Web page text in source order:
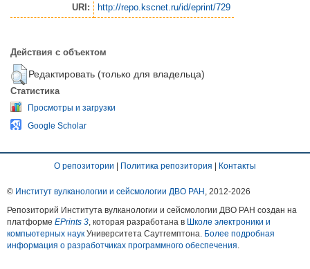
URI: http://repo.kscnet.ru/id/eprint/729
Действия с объектом
Редактировать (только для владельца)
Статистика
Просмотры и загрузки
Google Scholar
О репозитории | Политика репозитория | Контакты
© Институт вулканологии и сейсмологии ДВО РАН , 2012-2026
Репозиторий Института вулканологии и сейсмологии ДВО РАН создан на
платформе EPrints 3 , которая разработана в Школе электроники и
компьютерных наук Университета Саутгемптона. Более подробная
информация о разработчиках программного обеспечения